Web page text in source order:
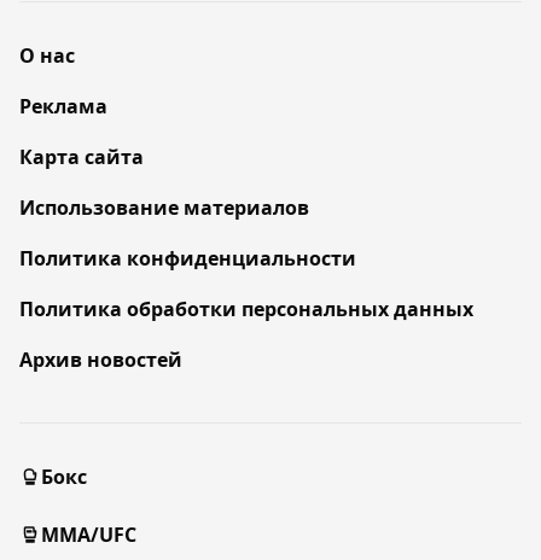
О нас
Реклама
Карта сайта
Использование материалов
Политика конфиденциальности
Политика обработки персональных данных
Архив новостей
Бокс
MMA/UFC